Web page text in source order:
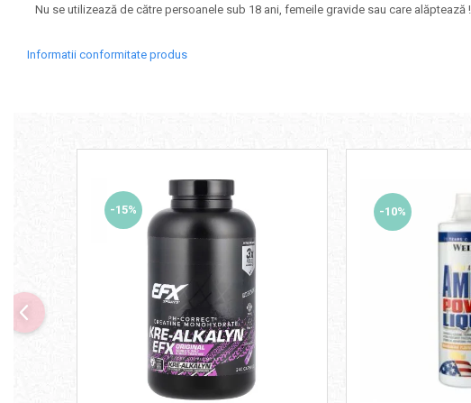
Nu se utilizează de către persoanele sub 18 ani, femeile gravide sau care alăptează !
Informatii conformitate produs
-15% -10%